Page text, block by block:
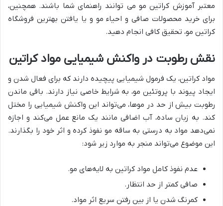
معتبر آموزش کراتین مو می توانند راهنمای شما باشند. همچنین،
برای خرید محصولات صافی و احیاء مو و یا یافتن بهترین فروشگاه
کراتین مو، تحقیق کافی انجام دهید.
نقش رطوبت در واکنش شیمیایی مواد کراتین
مواد کراتین، یک فرمول شیمیایی پیچیده دارند که برای فعال شدن و
ایجاد پیوند با پروتئین مو، به شرایط خاصی نیاز دارند. باقی ماندن
رطوبت بیش از حد در موها، می‌تواند این واکنش شیمیایی را مختل
کند. به زبان ساده، آب اضافی مانند یک مانع عمل می‌کند و اجازه
نمی‌دهد مواد به درستی به ساقه مو نفوذ کرده و اثر خود را بگذارند.
این موضوع می‌تواند منجر به موارد زیر شود:
عدم نفوذ کامل مواد کراتین به لایه‌های مو.
صافی کمتر از حد انتظار.
کمرنگ شدن یا از بین رفتن سریع اثر مواد.